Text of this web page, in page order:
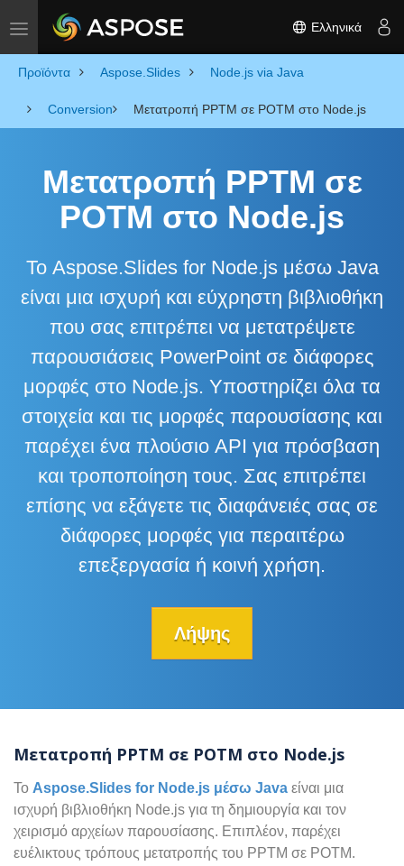
Toggle navigation Ελληνικά
Προϊόντα Aspose.Slides Node.js via Java
Conversion Μετατροπή PPTM σε POTM στο Node.js
Μετατροπή PPTM σε
POTM στο Node.js
Το Aspose.Slides for Node.js μέσω Java
είναι μια ισχυρή και εύχρηστη βιβλιοθήκη
που σας επιτρέπει να μετατρέψετε
παρουσιάσεις PowerPoint σε διάφορες
μορφές στο Node.js. Υποστηρίζει όλα τα
στοιχεία και τις μορφές παρουσίασης και
παρέχει ένα πλούσιο API για πρόσβαση
και τροποποίηση τους. Σας επιτρέπει
επίσης να εξάγετε τις διαφάνειές σας σε
διάφορες μορφές για περαιτέρω
επεξεργασία ή κοινή χρήση.
Λήψης
Μετατροπή PPTM σε POTM στο Node.js
Το Aspose.Slides for Node.js μέσω Java είναι μια
ισχυρή βιβλιοθήκη Node.js για τη δημιουργία και τον
χειρισμό αρχείων παρουσίασης. Επιπλέον, παρέχει
ευέλικτους τρόπους μετατροπής του PPTM σε POTM.